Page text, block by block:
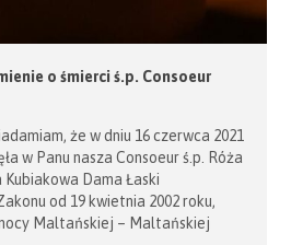
o śmierci ś.p. Consoeur
że w dniu 16 czerwca 2021
w Panu nasza Consoeur ś.p. Róża
Dama Łaski
od 19 kwietnia 2002 roku,
Maltańskiej – Maltańskiej